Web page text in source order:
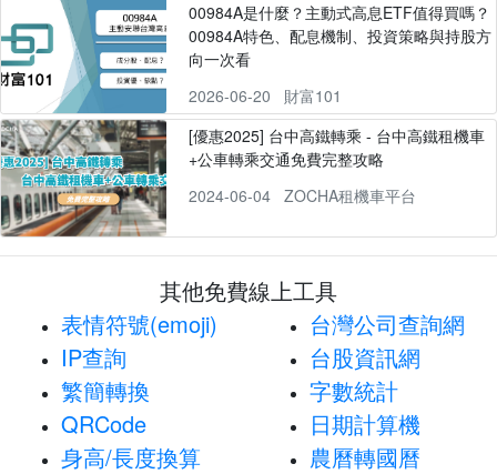
00984A是什麼？主動式高息ETF值得買嗎？
00984A特色、配息機制、投資策略與持股方
向一次看
2026-06-20
財富101
[優惠2025] 台中高鐵轉乘 - 台中高鐵租機車
+公車轉乘交通免費完整攻略
2024-06-04
ZOCHA租機車平台
其他免費線上工具
表情符號(emoji)
IP查詢
繁簡轉換
QRCode
身高/長度換算
台灣公司查詢網
台股資訊網
字數統計
日期計算機
農曆轉國曆